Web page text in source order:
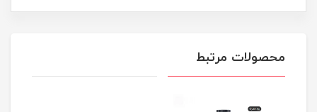
محصولات مرتبط